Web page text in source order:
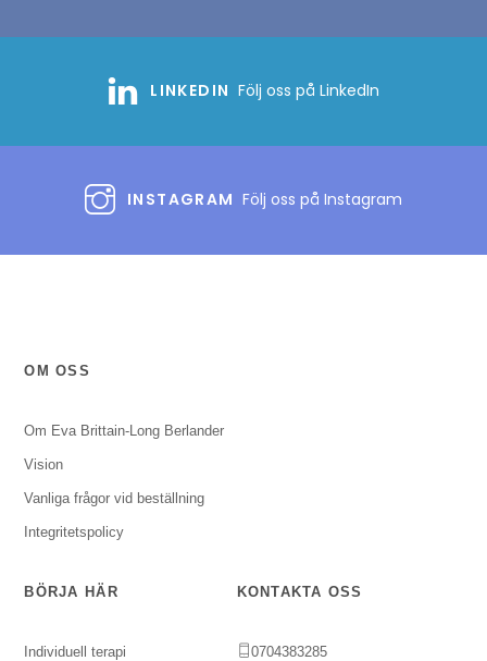
LINKEDIN Följ oss på LinkedIn
INSTAGRAM Följ oss på Instagram
OM OSS
Om Eva Brittain-Long Berlander
Vision
Vanliga frågor vid beställning
Integritetspolicy
BÖRJA HÄR
Individuell terapi
KONTAKTA OSS
0704383285